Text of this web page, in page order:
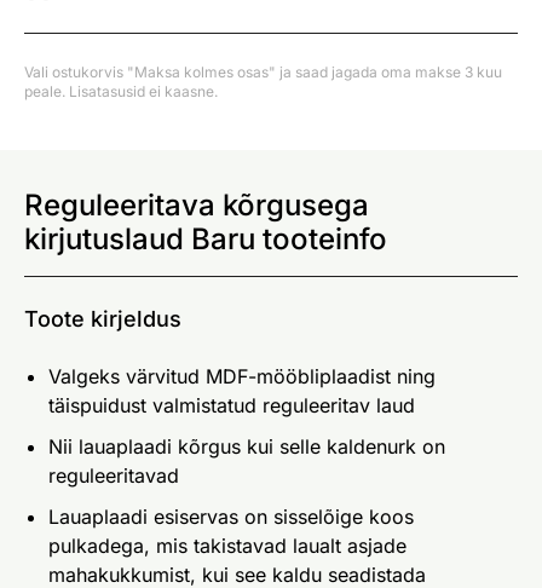
Vali ostukorvis "Maksa kolmes osas" ja saad jagada oma makse 3 kuu
peale. Lisatasusid ei kaasne.
Reguleeritava kõrgusega
kirjutuslaud Baru tooteinfo
Toote kirjeldus
Valgeks värvitud MDF-mööbliplaadist ning
täispuidust valmistatud reguleeritav laud
Nii lauaplaadi kõrgus kui selle kaldenurk on
reguleeritavad
Lauaplaadi esiservas on sisselõige koos
pulkadega, mis takistavad laualt asjade
mahakukkumist, kui see kaldu seadistada